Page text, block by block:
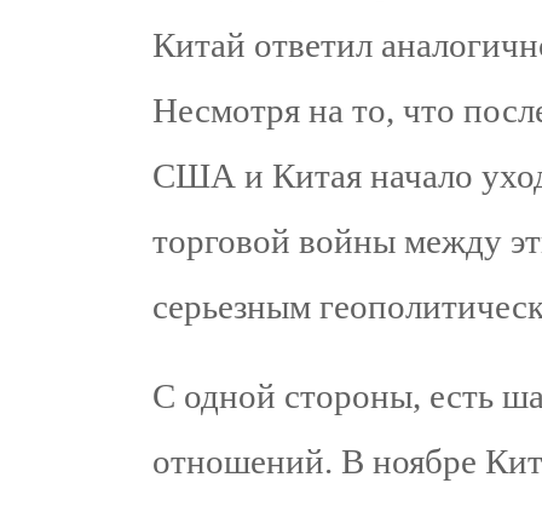
Китай ответил
Несмотря на то, что
США и Китая начало
торговой войны между
серьезным
С одной стороны, есть
отношений. В ноябре